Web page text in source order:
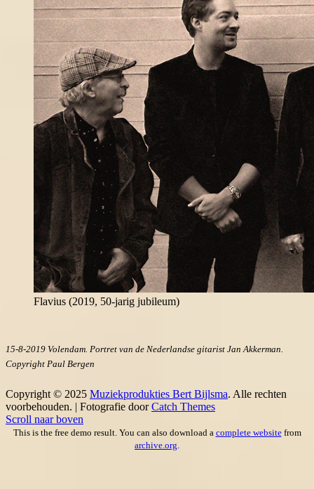
Flavius (2019, 50-jarig jubileum)
15-8-2019 Volendam. Portret van de Nederlandse gitarist Jan Akkerman.
Copyright Paul Bergen
Copyright © 2025 Muziekprodukties Bert Bijlsma. Alle rechten
voorbehouden. | Fotografie doorCatch Themes
Scroll naar boven
This is the free demo result. You can also download a complete websitefrom
archive.org.